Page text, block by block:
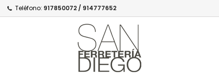
Teléfono: 917850072 / 914777652